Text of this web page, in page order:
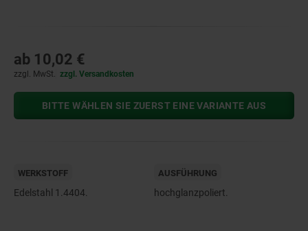
ab 10,02 €
zzgl. MwSt. zzgl. Versandkosten
BITTE WÄHLEN SIE ZUERST EINE VARIANTE AUS
WERKSTOFF
Edelstahl 1.4404.
AUSFÜHRUNG
hochglanzpoliert.